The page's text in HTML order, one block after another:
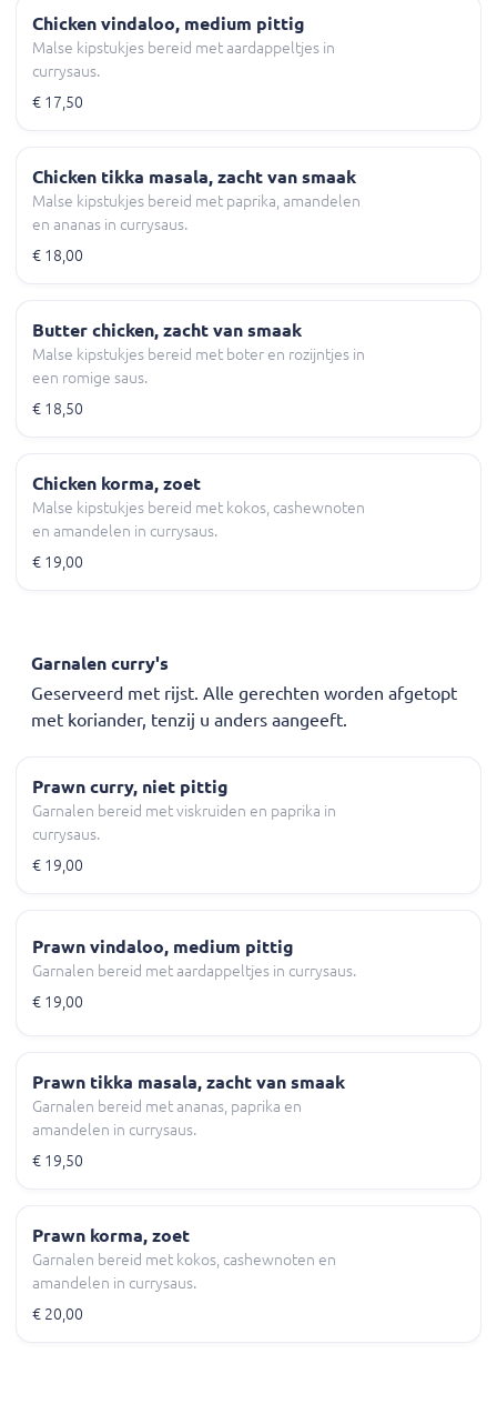
Chicken vindaloo, medium pittig
Malse kipstukjes bereid met aardappeltjes in
currysaus.
€ 17,50
Chicken tikka masala, zacht van smaak
Malse kipstukjes bereid met paprika, amandelen
en ananas in currysaus.
€ 18,00
Butter chicken, zacht van smaak
Malse kipstukjes bereid met boter en rozijntjes in
een romige saus.
€ 18,50
Chicken korma, zoet
Malse kipstukjes bereid met kokos, cashewnoten
en amandelen in currysaus.
€ 19,00
Garnalen curry's
Geserveerd met rijst. Alle gerechten worden afgetopt
met koriander, tenzij u anders aangeeft.
Prawn curry, niet pittig
Garnalen bereid met viskruiden en paprika in
currysaus.
€ 19,00
Prawn vindaloo, medium pittig
Garnalen bereid met aardappeltjes in currysaus.
€ 19,00
Prawn tikka masala, zacht van smaak
Garnalen bereid met ananas, paprika en
amandelen in currysaus.
€ 19,50
Prawn korma, zoet
Garnalen bereid met kokos, cashewnoten en
amandelen in currysaus.
€ 20,00